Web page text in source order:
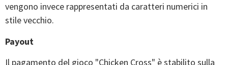
vengono invece rappresentati da caratteri numerici in
stile vecchio.
Payout
Il pagamento del gioco "Chicken Cross" è stabilito sulla